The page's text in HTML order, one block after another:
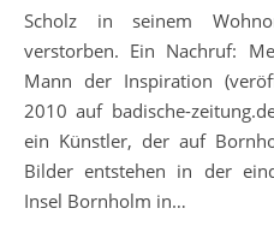
Scholz in seinem
verstorben. Ein Nachruf:
Mann der Inspiration
2010 auf badische-
ein Künstler, der auf
Bilder entstehen in der
Insel Bornholm in…